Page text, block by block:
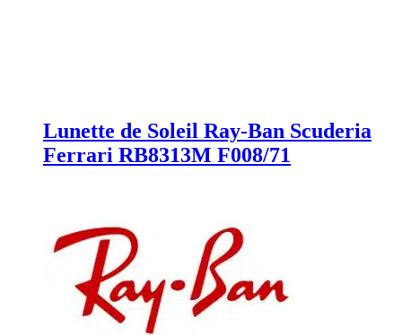
Lunette de Soleil Ray-Ban Scuderia
Ferrari RB8313M F008/71